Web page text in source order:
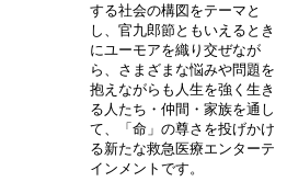
する社会の構図をテーマと
し、官九郎節ともいえるとき
にユーモアを織り交ぜなが
ら、さまざまな悩みや問題を
抱えながらも人生を強く生き
る人たち・仲間・家族を通し
て、「命」の尊さを投げかけ
る新たな救急医療エンターテ
インメントです。